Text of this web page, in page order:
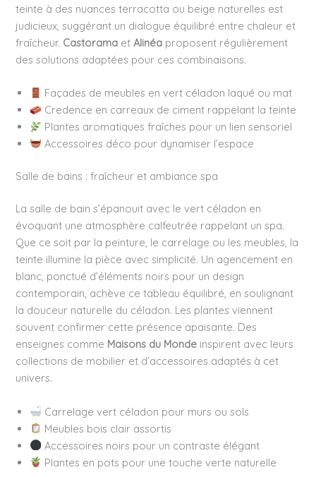
teinte à des nuances terracotta ou beige naturelles est
judicieux, suggérant un dialogue équilibré entre chaleur et
fraîcheur. Castorama etAlinéa proposent régulièrement
des solutions adaptées pour ces combinaisons.
Façades de meubles en vert céladon laqué ou mat
Credence en carreaux de ciment rappelant la teinte
Plantes aromatiques fraîches pour un lien sensoriel
Accessoires déco pour dynamiser l’espace
Salle de bains : fraîcheur et ambiance spa
La salle de bain s’épanouit avec le vert céladon en
évoquant une atmosphère calfeutrée rappelant un spa.
Que ce soit par la peinture, le carrelage ou les meubles, la
teinte illumine la pièce avec simplicité. Un agencement en
blanc, ponctué d’éléments noirs pour un design
contemporain, achève ce tableau équilibré, en soulignant
la douceur naturelle du céladon. Les plantes viennent
souvent confirmer cette présence apaisante. Des
enseignes comme Maisons du Monde inspirent avec leurs
collections de mobilier et d’accessoires adaptés à cet
univers.
Carrelage vert céladon pour murs ou sols
Meubles bois clair assortis
Accessoires noirs pour un contraste élégant
Plantes en pots pour une touche verte naturelle